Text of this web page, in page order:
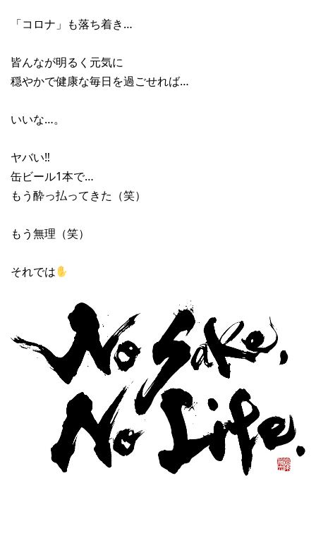
「コロナ」も落ち着き…
皆んなが明るく元気に
穏やかで健康な毎日を過ごせれば…
いいな…。
ヤバい‼︎
缶ビール1本で…
もう酔っ払ってきた（笑）
もう無理（笑）
それでは